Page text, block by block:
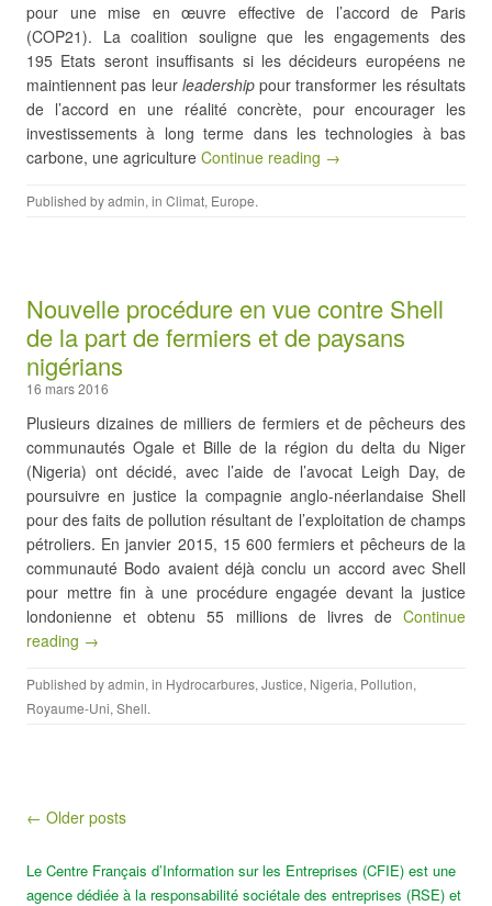
pour une mise en œuvre effective de l’accord de Paris
(COP21). La coalition souligne que les engagements des
195 Etats seront insuffisants si les décideurs européens ne
maintiennent pas leur leadershippour transformer les résultats
de l’accord en une réalité concrète, pour encourager les
investissements à long terme dans les technologies à bas
carbone, une agriculture Continue reading →
Published byadmin, in Climat, Europe.
Nouvelle procédure en vue contre Shell
de la part de fermiers et de paysans
nigérians
16 mars 2016
Plusieurs dizaines de milliers de fermiers et de pêcheurs des
communautés Ogale et Bille de la région du delta du Niger
(Nigeria) ont décidé, avec l’aide de l’avocat Leigh Day, de
poursuivre en justice la compagnie anglo-néerlandaise Shell
pour des faits de pollution résultant de l’exploitation de champs
pétroliers. En janvier 2015, 15 600 fermiers et pêcheurs de la
communauté Bodo avaient déjà conclu un accord avec Shell
pour mettre fin à une procédure engagée devant la justice
londonienne et obtenu 55 millions de livres de Continue
reading →
Published byadmin, in Hydrocarbures, Justice, Nigeria, Pollution,
Royaume-Uni, Shell.
Post navigation
← Older posts
Le Centre Français d’Information sur les Entreprises (CFIE) est une
agence dédiée à la responsabilité sociétale des entreprises (RSE) et